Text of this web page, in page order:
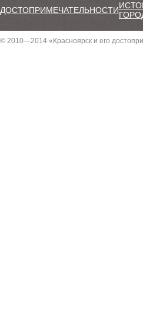
ДОСТОПРИМЕЧАТЕЛЬНОСТИ
© 2010—2014 «Красноярск и его